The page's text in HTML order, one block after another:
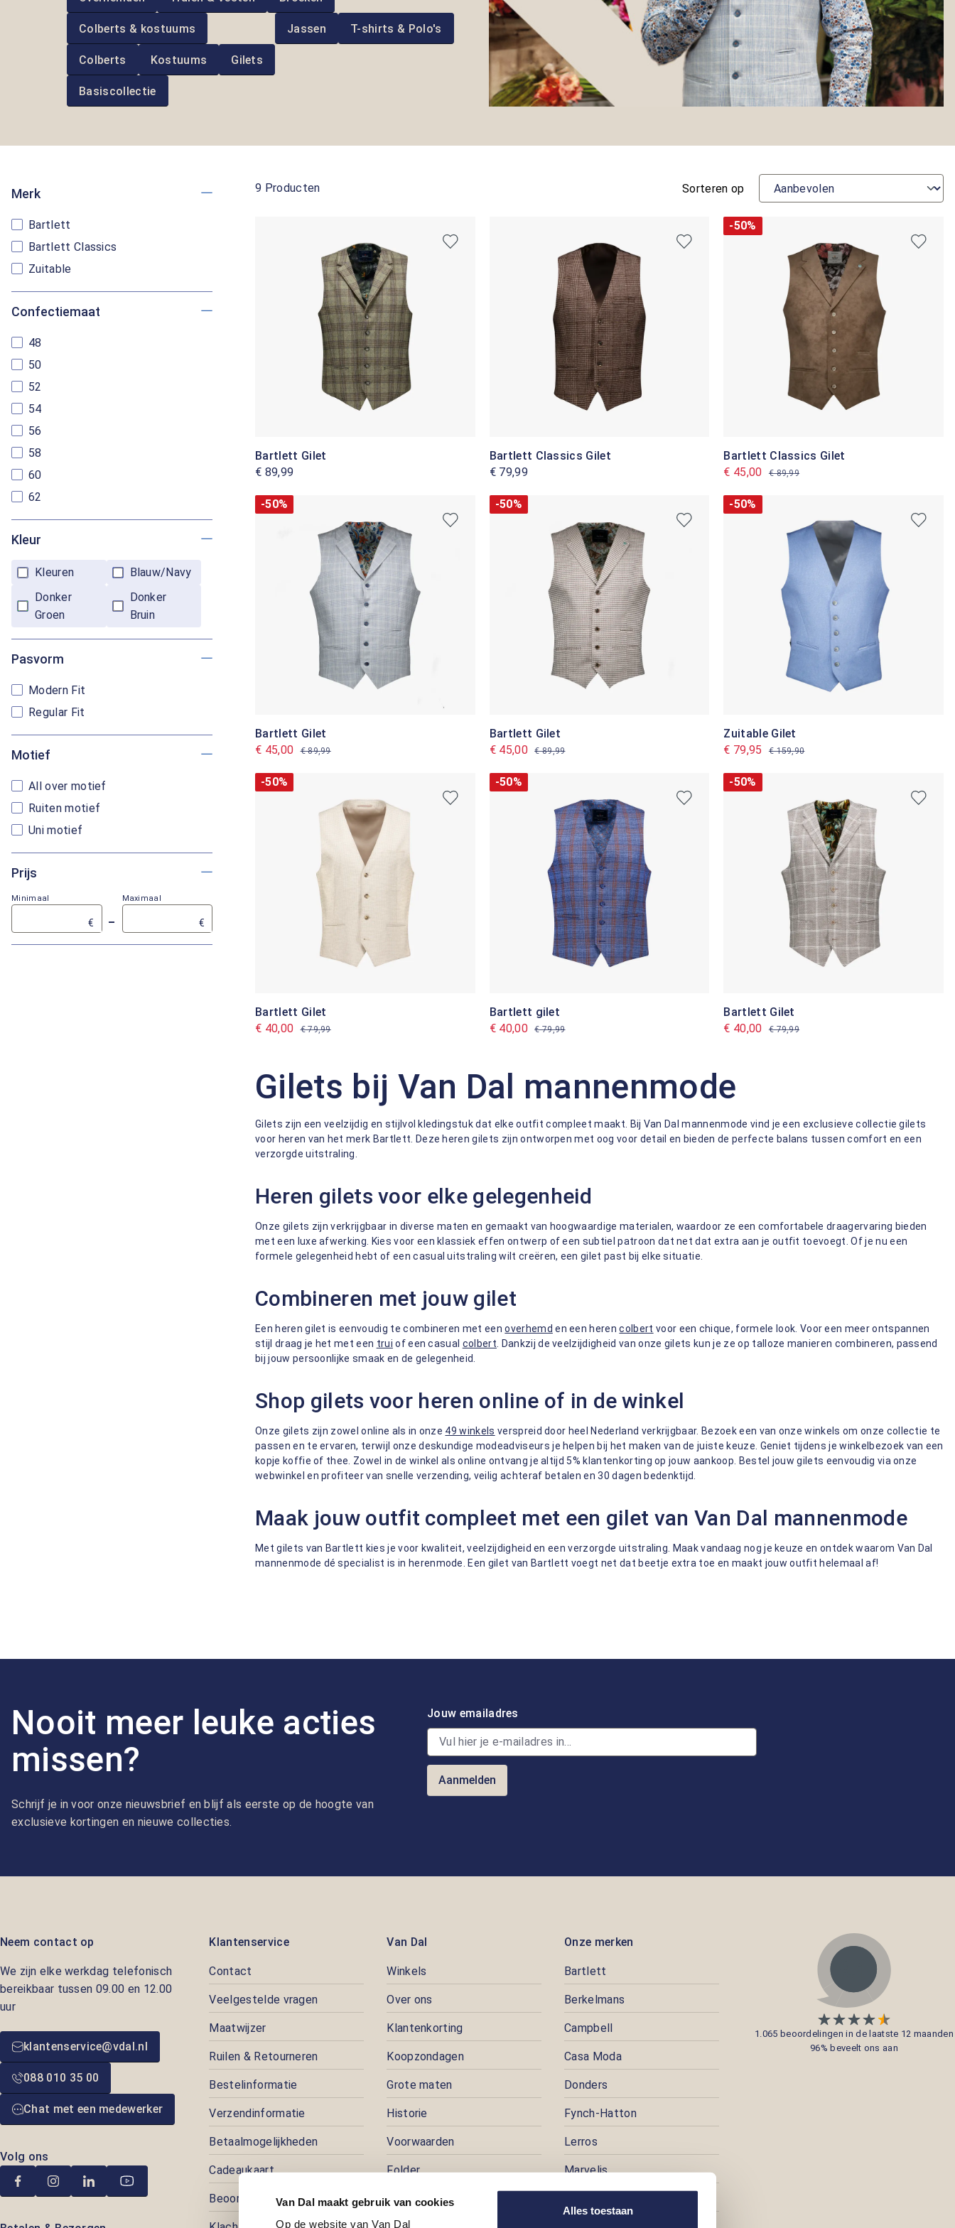
Van Dal maakt gebruik van cookies
Op de website van Van Dal
Alles toestaan
Colberts & kostuums
Colberts Kostuums Gilets
Jassen T-shirts & Polo's
Basiscollectie
Merk
Bartlett
Bartlett Classics
Zuitable
Confectiemaat
48
50
52
54
56
58
60
62
Kleur
Kleuren
Blauw/Navy
Donker
Groen
Donker
Bruin
Pasvorm
Modern Fit
Regular Fit
Motief
All over motief
Ruiten motief
Uni motief
Prijs
Minimaal
€ –
Maximaal
€
9 Producten Sorteren op
Bartlett Gilet
€ 89,99
Bartlett Classics Gilet
€ 79,99
-50%
Bartlett Classics Gilet
€ 45,00
€ 89,99
-50%
Bartlett Gilet
€ 45,00
€ 89,99
-50%
Bartlett Gilet
€ 45,00
€ 89,99
-50%
Zuitable Gilet
€ 79,95
€ 159,90
-50%
Bartlett Gilet
€ 40,00
€ 79,99
-50%
Bartlett gilet
€ 40,00
€ 79,99
-50%
Bartlett Gilet
€ 40,00
€ 79,99
Gilets bij Van Dal mannenmode
Gilets zijn een veelzijdig en stijlvol kledingstuk dat elke outfit compleet maakt. Bij Van Dal mannenmode vind je een exclusieve collectie gilets
voor heren van het merk Bartlett. Deze heren gilets zijn ontworpen met oog voor detail en bieden de perfecte balans tussen comfort en een
verzorgde uitstraling.
Heren gilets voor elke gelegenheid
Onze gilets zijn verkrijgbaar in diverse maten en gemaakt van hoogwaardige materialen, waardoor ze een comfortabele draagervaring bieden
met een luxe afwerking. Kies voor een klassiek effen ontwerp of een subtiel patroon dat net dat extra aan je outfit toevoegt. Of je nu een
formele gelegenheid hebt of een casual uitstraling wilt creëren, een gilet past bij elke situatie.
Combineren met jouw gilet
Een heren gilet is eenvoudig te combineren met eenoverhemd en een herencolbert voor een chique, formele look. Voor een meer ontspannen
stijl draag je het met een trui of een casual colbert . Dankzij de veelzijdigheid van onze gilets kun je ze op talloze manieren combineren, passend
bij jouw persoonlijke smaak en de gelegenheid.
Shop gilets voor heren online of in de winkel
Onze gilets zijn zowel online als in onze 49 winkels verspreid door heel Nederland verkrijgbaar. Bezoek een van onze winkels om onze collectie te
passen en te ervaren, terwijl onze deskundige modeadviseurs je helpen bij het maken van de juiste keuze. Geniet tijdens je winkelbezoek van een
kopje koffie of thee. Zowel in de winkel als online ontvang je altijd 5% klantenkorting op jouw aankoop. Bestel jouw gilets eenvoudig via onze
webwinkel en profiteer van snelle verzending, veilig achteraf betalen en 30 dagen bedenktijd.
Maak jouw outfit compleet met een gilet van Van Dal mannenmode
Met gilets van Bartlett kies je voor kwaliteit, veelzijdigheid en een verzorgde uitstraling. Maak vandaag nog je keuze en ontdek waarom Van Dal
mannenmode dé specialist is in herenmode. Een gilet van Bartlett voegt net dat beetje extra toe en maakt jouw outfit helemaal af!
Nooit meer leuke acties
missen?
Schrijf je in voor onze nieuwsbrief en blijf als eerste op de hoogte van
exclusieve kortingen en nieuwe collecties.
Jouw emailadres
Aanmelden
Neem contact op
We zijn elke werkdag telefonisch
bereikbaar tussen 09.00 en 12.00
uur
klantenservice@vdal.nl
088 010 35 00
Chat met een medewerker
Volg ons
Klantenservice
Contact
Veelgestelde vragen
Maatwijzer
Ruilen & Retourneren
Bestelinformatie
Verzendinformatie
Betaalmogelijkheden
Cadeaukaart
Beoordelingen
Van Dal
Winkels
Over ons
Klantenkorting
Koopzondagen
Grote maten
Historie
Voorwaarden
Folder
Pers
Onze merken
Bartlett
Berkelmans
Campbell
Casa Moda
Donders
Fynch-Hatton
Lerros
Marvelis
1.065 beoordelingen in de laatste 12 maanden
96% beveelt ons aan